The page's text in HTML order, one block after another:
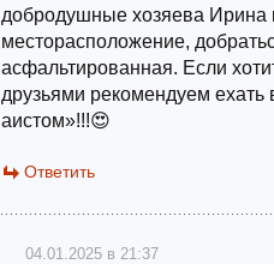
добродушные хозяева Ирина
месторасположение,
асфальтированная. Если
друзьями рекомендуем
аистом»!!!😍
Ответить
04.01.2025 в 21:37